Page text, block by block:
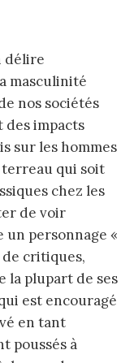
délire
masculinité
nos sociétés
des impacts
sur les hommes
qui soit
chez les
de voir
un personnage «
de critiques,
la plupart de ses
est encouragé
en tant
poussés à